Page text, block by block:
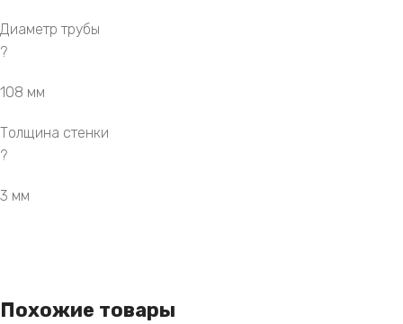
Диаметр трубы
?
108 мм
Толщина стенки
?
3 мм
Похожие товары